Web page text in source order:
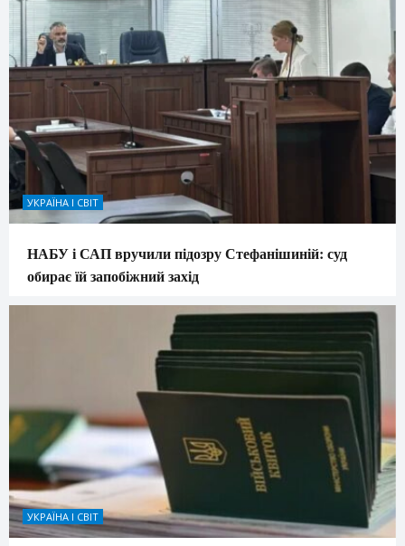
УКРАЇНА І СВІТ
НАБУ і САП вручили підозру Стефанішиній: суд
обирає їй запобіжний захід
УКРАЇНА І СВІТ